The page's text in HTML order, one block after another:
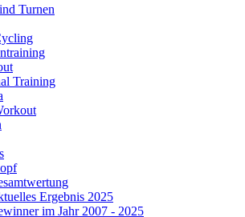
Turnen
Training
Ergebnis 2025
im Jahr 2007 - 2025